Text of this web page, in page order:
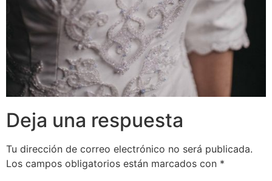
Deja una respuesta
Tu dirección de correo electrónico no será publicada.
Los campos obligatorios están marcados con *